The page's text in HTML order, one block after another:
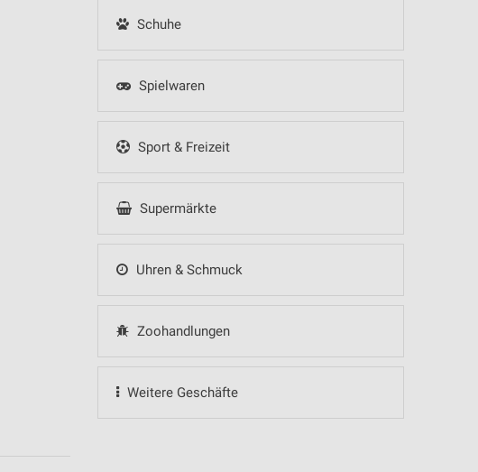
Schuhe
Spielwaren
Sport & Freizeit
Supermärkte
Uhren & Schmuck
Zoohandlungen
Weitere Geschäfte